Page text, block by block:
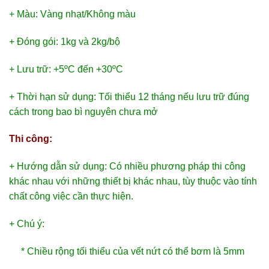
+ Màu: Vàng nhạt/Không màu
+ Đóng gói: 1kg và 2kg/bộ
+ Lưu trữ: +5ºC đến +30ºC
+ Thời hạn sử dụng: Tối thiểu 12 tháng nếu lưu trữ đúng
cách trong bao bì nguyên chưa mở
Thi công:
+ Hướng dẫn sử dụng: Có nhiều phương pháp thi công
khác nhau với những thiết bị khác nhau, tùy thuộc vào tính
chất công việc cần thực hiện.
+ Chú ý:
* Chiều rộng tối thiểu của vết nứt có thể bơm là 5mm